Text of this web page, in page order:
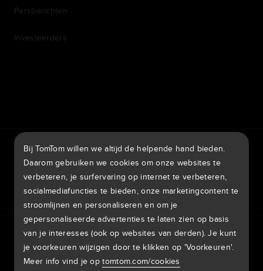
Persberichten
Investeerders
TomTom Traffic Index
TomTom Move Portal TomTom Suppliers
Europa
België | Nederlands
Belgique | Français
PrivacybeleidJuridische informatieGebruik van je gegevens
CookiesMeld kwetsbaarhedenMeld een kaartaanpassing
Impressum
Bij TomTom willen we altijd de helpende hand bieden.
Daarom gebruiken we cookies om onze websites te
verbeteren, je surfervaring op internet te verbeteren,
socialmediafuncties te bieden, onze marketingcontent te
stroomlijnen en personaliseren en om je
gepersonaliseerde advertenties te laten zien op basis
van je interesses (ook op websites van derden). Je kunt
je voorkeuren wijzigen door te klikken op 'Voorkeuren'.
Meer info vind je optomtom.com/cookies